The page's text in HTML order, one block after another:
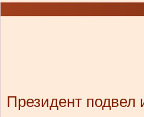
Президент подвел